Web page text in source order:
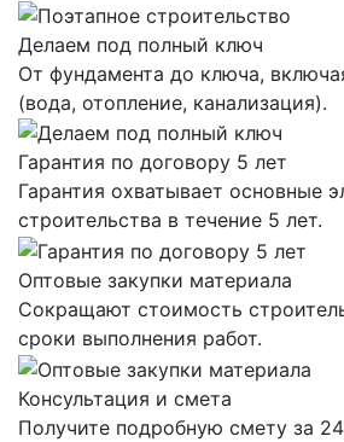
Делаем под полный ключ
От фундамента до ключа,
(вода, отопление, канализация).
Гарантия по договору 5 лет
Гарантия охватывает основные
строительства в течение 5 лет.
Оптовые закупки материала
Сокращают стоимость
сроки выполнения работ.
Консультация и смета
Получите подробную смету за